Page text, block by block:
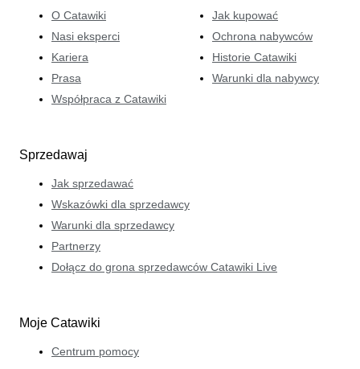
O Catawiki
Nasi eksperci
Kariera
Prasa
Współpraca z Catawiki
Jak kupować
Ochrona nabywców
Historie Catawiki
Warunki dla nabywcy
Sprzedawaj
Jak sprzedawać
Wskazówki dla sprzedawcy
Warunki dla sprzedawcy
Partnerzy
Dołącz do grona sprzedawców Catawiki Live
Moje Catawiki
Centrum pomocy